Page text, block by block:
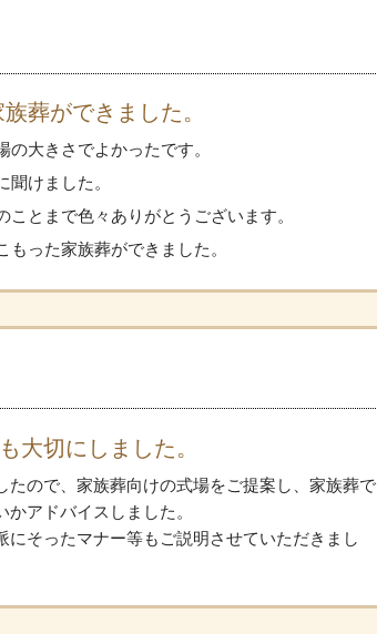
葬ができました。
大きさでよかったです。
けました。
とまで色々ありがとうございます。
った家族葬ができました。
大切にしました。
ので、家族葬向けの式場をご提案し、家族葬で
アドバイスしました。
そったマナー等もご説明させていただきまし